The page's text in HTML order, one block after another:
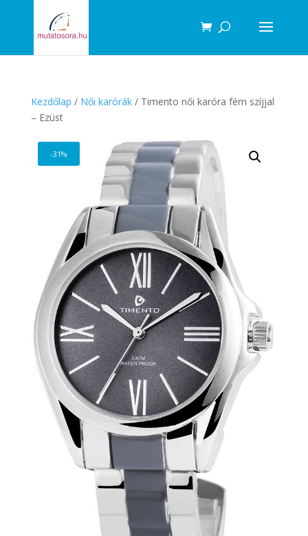
Kezdőlap / Női karórák/ Timento női karóra fém szíjjal
– Ezüst
-31%